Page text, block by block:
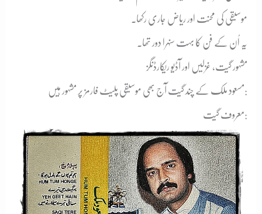
موسیقی کی محنت اور ریاض جاری رکھا۔
یہ اُن کے فن کا بہت سنہرا دور تھا۔
مشہور گیت، غزلیں اور آڈیو ریکارڈنگز
مسعود ملک کے چند گیت آج بھی موسیقی پلیٹ فارمز پر مشہور ہیں:
معروف گیت: